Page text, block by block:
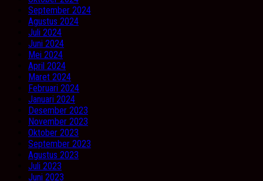
September 2024
Agustus 2024
Juli 2024
Juni 2024
Mei 2024
April 2024
Maret 2024
Februari 2024
Januari 2024
Desember 2023
November 2023
Oktober 2023
September 2023
Agustus 2023
Juli 2023
Juni 2023